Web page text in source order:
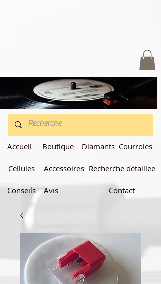
Accueil
Cellules
Conseils
Boutique
Accessoires
Avis
Diamants Courroies
Recherche détaillee
Contact